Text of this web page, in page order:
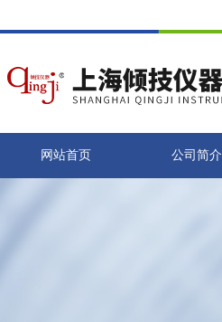
网站首页 公司简介